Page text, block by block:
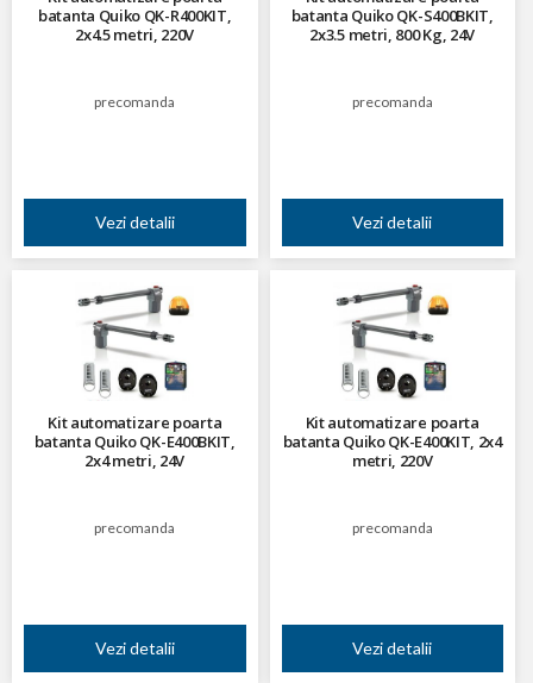
batanta Quiko QK-R400KIT,
2x4.5 metri, 220V
precomanda
Vezi detalii
batanta Quiko QK-S400BKIT,
2x3.5 metri, 800 Kg, 24V
precomanda
Vezi detalii
Kit automatizare poarta
batanta Quiko QK-E400BKIT,
2x4 metri, 24V
precomanda
Vezi detalii
Kit automatizare poarta
batanta Quiko QK-E400KIT, 2x4
metri, 220V
precomanda
Vezi detalii